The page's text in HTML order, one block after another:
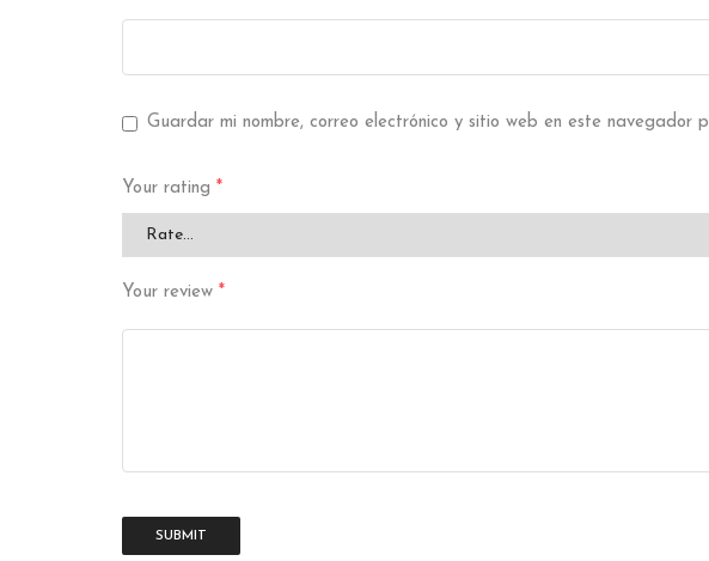
Guardar mi nombre, correo electrónico y sitio web en este navegador
Your rating *
Your review *